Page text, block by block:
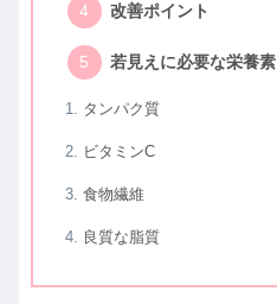
改善ポイント
若見えに必要な栄養素
タンパク質
ビタミンC
食物繊維
良質な脂質